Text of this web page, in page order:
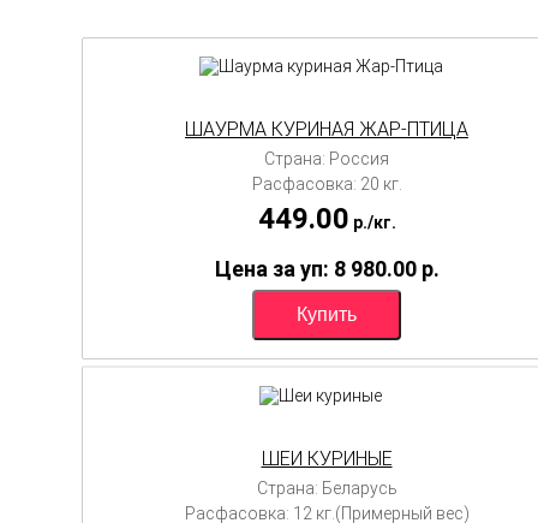
ШАУРМА КУРИНАЯ ЖАР-ПТИЦА
Страна: Россия
Расфасовка: 20 кг.
449.00 p./кг.
Цена за уп: 8 980.00 p.
ШЕИ КУРИНЫЕ
Страна: Беларусь
Расфасовка: 12 кг.(Примерный вес)